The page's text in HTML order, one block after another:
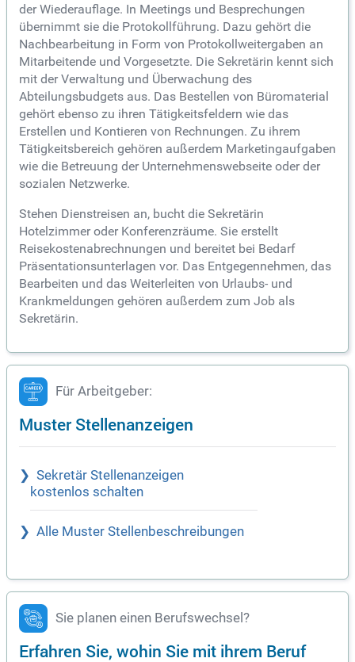
der Wiederauflage. In Meetings und Besprechungen
übernimmt sie die Protokollführung. Dazu gehört die
Nachbearbeitung in Form von Protokollweitergaben an
Mitarbeitende und Vorgesetzte. Die Sekretärin kennt sich
mit der Verwaltung und Überwachung des
Abteilungsbudgets aus. Das Bestellen von Büromaterial
gehört ebenso zu ihren Tätigkeitsfeldern wie das
Erstellen und Kontieren von Rechnungen. Zu ihrem
Tätigkeitsbereich gehören außerdem Marketingaufgaben
wie die Betreuung der Unternehmenswebseite oder der
sozialen Netzwerke.
Stehen Dienstreisen an, bucht die Sekretärin
Hotelzimmer oder Konferenzräume. Sie erstellt
Reisekostenabrechnungen und bereitet bei Bedarf
Präsentationsunterlagen vor. Das Entgegennehmen, das
Bearbeiten und das Weiterleiten von Urlaubs- und
Krankmeldungen gehören außerdem zum Job als
Sekretärin.
Für Arbeitgeber:
Muster Stellenanzeigen
Sekretär Stellenanzeigen
kostenlos schalten
Alle Muster Stellenbeschreibungen
Sie planen einen Berufswechsel?
Erfahren Sie, wohin Sie mit ihrem Beruf